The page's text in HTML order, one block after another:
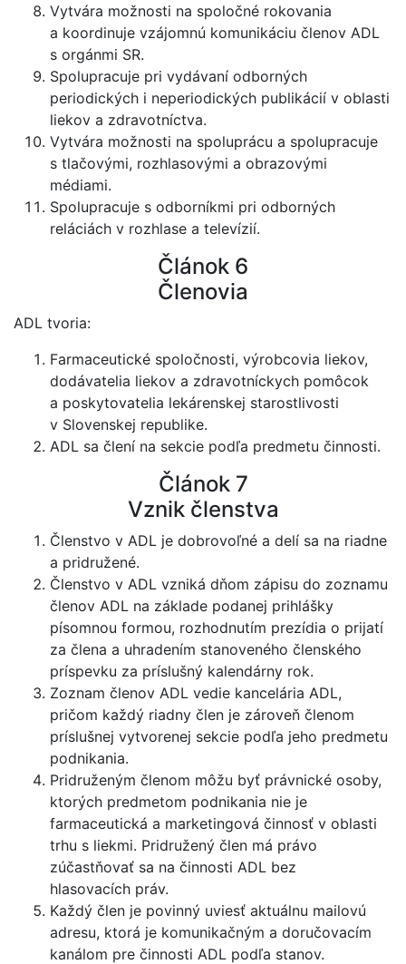
Vytvára možnosti na spoločné rokovania
a koordinuje vzájomnú komunikáciu členov ADL
s orgánmi SR.
Spolupracuje pri vydávaní odborných
periodických i neperiodických publikácií v oblasti
liekov a zdravotníctva.
Vytvára možnosti na spoluprácu a spolupracuje
s tlačovými, rozhlasovými a obrazovými
médiami.
Spolupracuje s odborníkmi pri odborných
reláciách v rozhlase a televízií.
Článok 6
Členovia
ADL tvoria:
Farmaceutické spoločnosti, výrobcovia liekov,
dodávatelia liekov a zdravotníckych pomôcok
a poskytovatelia lekárenskej starostlivosti
v Slovenskej republike.
ADL sa člení na sekcie podľa predmetu činnosti.
Článok 7
Vznik členstva
Členstvo v ADL je dobrovoľné a delí sa na riadne
a pridružené.
Členstvo v ADL vzniká dňom zápisu do zoznamu
členov ADL na základe podanej prihlášky
písomnou formou, rozhodnutím prezídia o prijatí
za člena a uhradením stanoveného členského
príspevku za príslušný kalendárny rok.
Zoznam členov ADL vedie kancelária ADL,
pričom každý riadny člen je zároveň členom
príslušnej vytvorenej sekcie podľa jeho predmetu
podnikania.
Pridruženým členom môžu byť právnické osoby,
ktorých predmetom podnikania nie je
farmaceutická a marketingová činnosť v oblasti
trhu s liekmi. Pridružený člen má právo
zúčastňovať sa na činnosti ADL bez
hlasovacích práv.
Každý člen je povinný uviesť aktuálnu mailovú
adresu, ktorá je komunikačným a doručovacím
kanálom pre činnosti ADL podľa stanov.